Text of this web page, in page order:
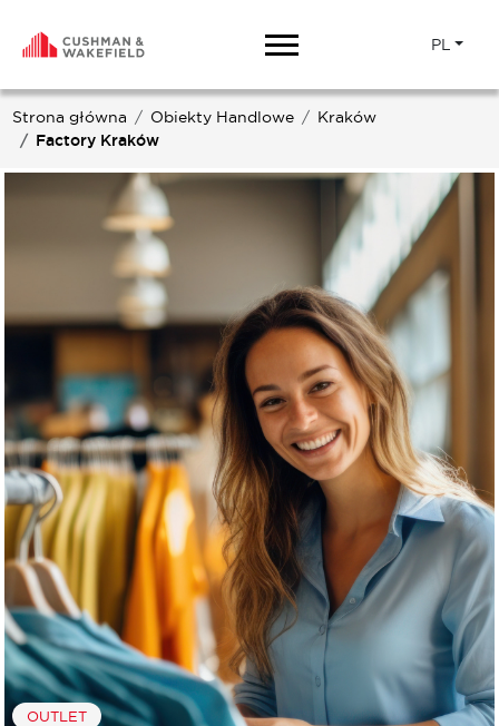
PL
Strona główna Obiekty Handlowe
Kraków
Factory Kraków
OUTLET